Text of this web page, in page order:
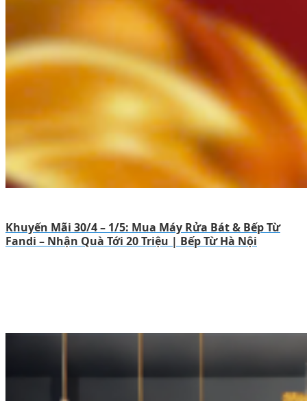
Khuyến Mãi 30/4 – 1/5: Mua Máy Rửa Bát & Bếp Từ
Fandi – Nhận Quà Tới 20 Triệu | Bếp Từ Hà Nội